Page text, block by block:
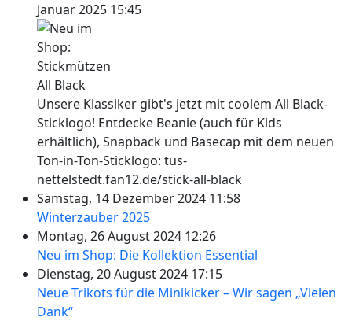
Januar 2025 15:45
Unsere Klassiker gibt's jetzt mit coolem All Black-
Sticklogo! Entdecke Beanie (auch für Kids
erhältlich), Snapback und Basecap mit dem neuen
Ton-in-Ton-Sticklogo: tus-
nettelstedt.fan12.de/stick-all-black
Samstag, 14 Dezember 2024 11:58
Winterzauber 2025
Montag, 26 August 2024 12:26
Neu im Shop: Die Kollektion Essential
Dienstag, 20 August 2024 17:15
Neue Trikots für die Minikicker – Wir sagen „Vielen
Dank“